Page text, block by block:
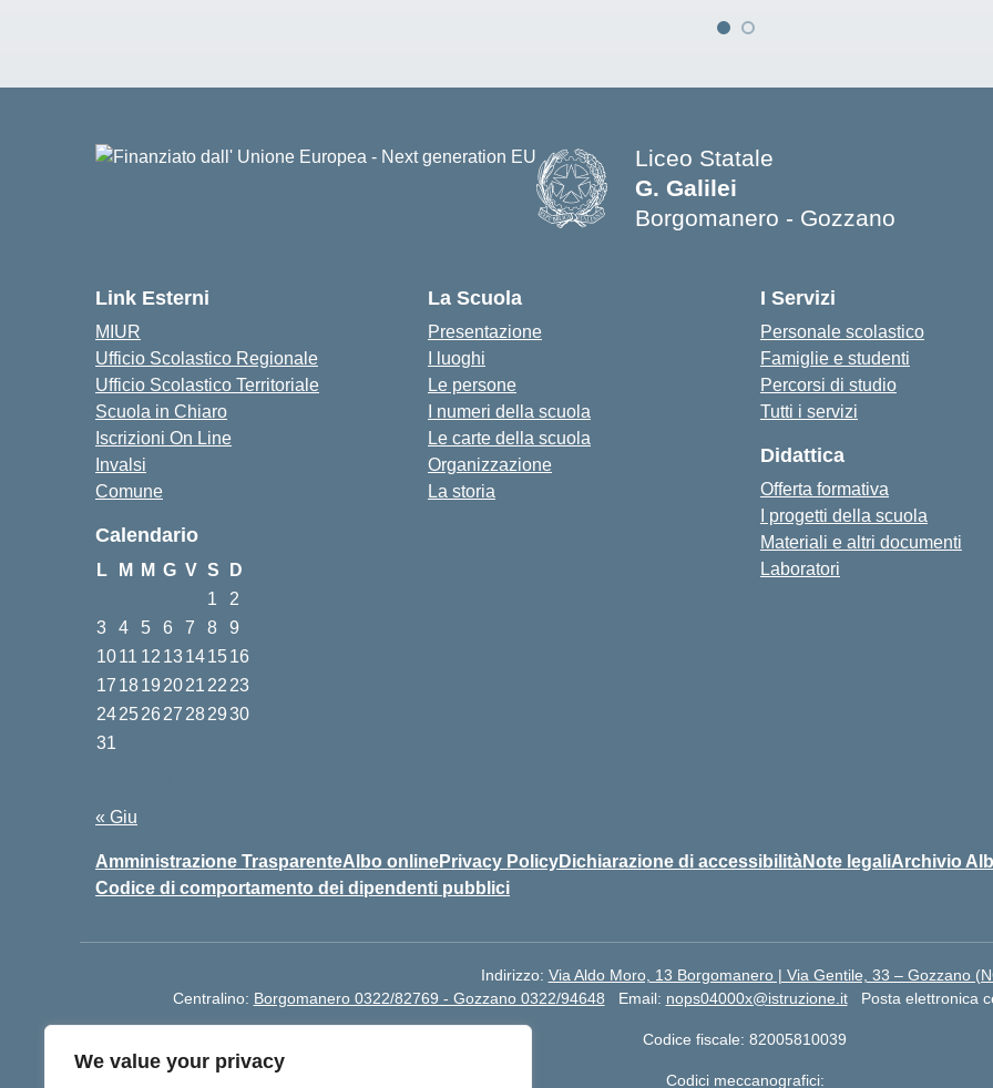
We value your privacy
Liceo Statale
G. Galilei
Borgomanero - Gozzano
Link Esterni
MIUR
Ufficio Scolastico Regionale
Ufficio Scolastico Territoriale
Scuola in Chiaro
Iscrizioni On Line
Invalsi
Comune
Calendario
L M M G V S
D
1
2
3
4 5 6 7 8
9
1011 12 13141516
17 1819 2021 22 23
24252627 282930
31
« Giu
La Scuola
Presentazione
I luoghi
Le persone
I numeri della scuola
Le carte della scuola
Organizzazione
La storia
I Servizi
Personale scolastico
Famiglie e studenti
Percorsi di studio
Tutti i servizi
Didattica
Offerta formativa
I progetti della scuola
Materiali e altri documenti
Laboratori
Amministrazione TrasparenteAlbo onlinePrivacy PolicyDichiarazione di accessibilitàNote legaliArchivio
Codice di comportamento dei dipendenti pubblici
Indirizzo: Via Aldo Moro, 13 Borgomanero | Via Gentile, 33 – Gozzano
Centralino: Borgomanero 0322/82769 - Gozzano 0322/94648 Email: nops04000x@istruzione.it Posta elettronica
Codice fiscale: 82005810039
Codici meccanografici: